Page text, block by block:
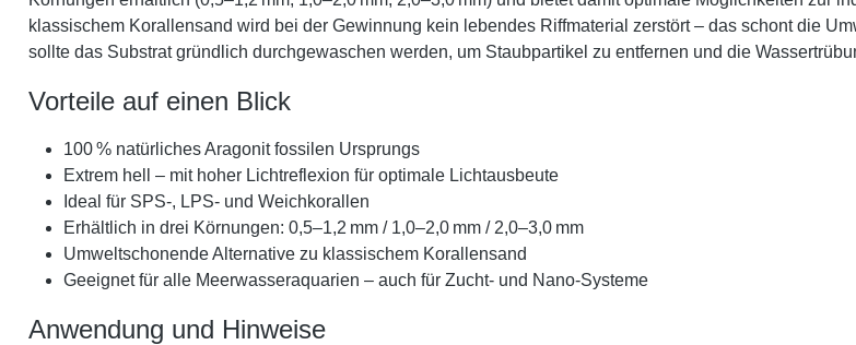
klassischem Korallensand wird bei der Gewinnung kein lebendes Riffmaterial zerstört – das schont die
sollte das Substrat gründlich durchgewaschen werden, um Staubpartikel zu entfernen und die
Vorteile auf einen Blick
100 % natürliches Aragonit fossilen Ursprungs
Extrem hell – mit hoher Lichtreflexion für optimale Lichtausbeute
Ideal für SPS-, LPS- und Weichkorallen
Erhältlich in drei Körnungen: 0,5–1,2 mm / 1,0–2,0 mm / 2,0–3,0 mm
Umweltschonende Alternative zu klassischem Korallensand
Geeignet für alle Meerwasseraquarien – auch für Zucht- und Nano-Systeme
Anwendung und Hinweise